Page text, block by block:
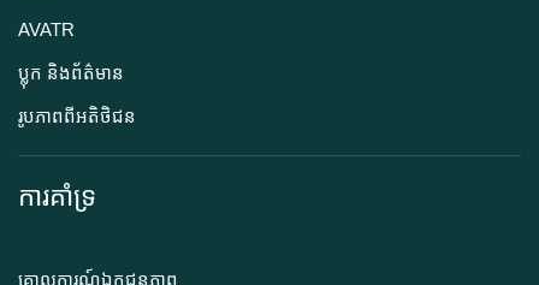
AVATR
ប្លុក និងព័ត៌មាន
រូបភាពពីអតិថិជន
ការគាំទ្រ
គោលការណ៍ឯកជនភាព